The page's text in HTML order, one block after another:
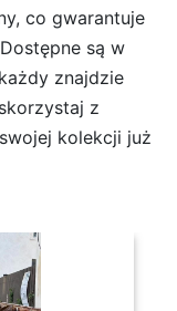
co gwarantuje
są w
znajdzie
z
kolekcji już